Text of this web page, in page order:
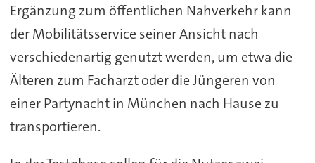
Ergänzung zum öffentlichen Nahverkehr kann
der Mobilitätsservice seiner Ansicht nach
verschiedenartig genutzt werden, um etwa die
Älteren zum Facharzt oder die Jüngeren von
einer Partynacht in München nach Hause zu
transportieren.